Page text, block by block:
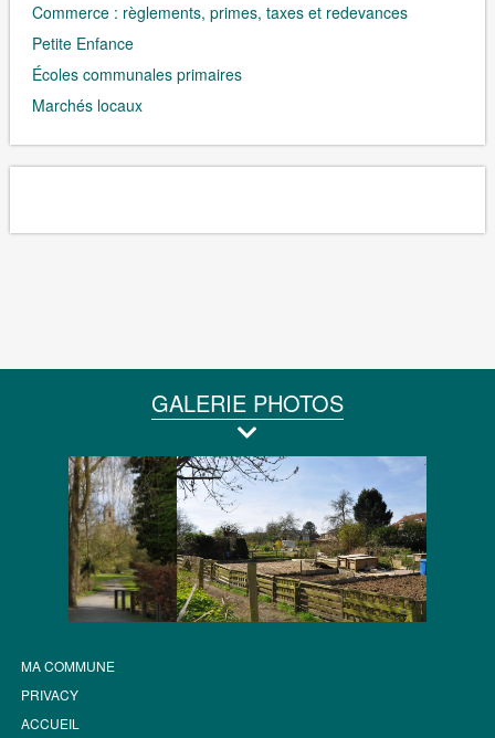
Commerce : règlements, primes, taxes et redevances
Petite Enfance
Écoles communales primaires
Marchés locaux
GALERIE PHOTOS
MA COMMUNE
PRIVACY
ACCUEIL